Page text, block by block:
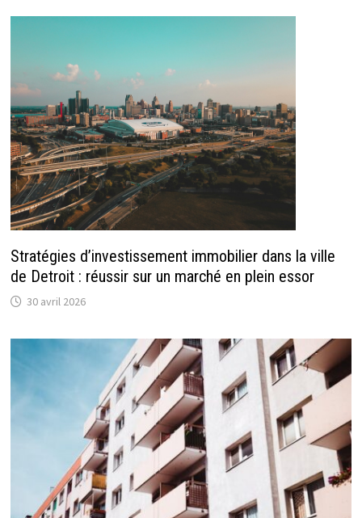
Stratégies d’investissement immobilier dans la ville
de Detroit : réussir sur un marché en plein essor
30 avril 2026